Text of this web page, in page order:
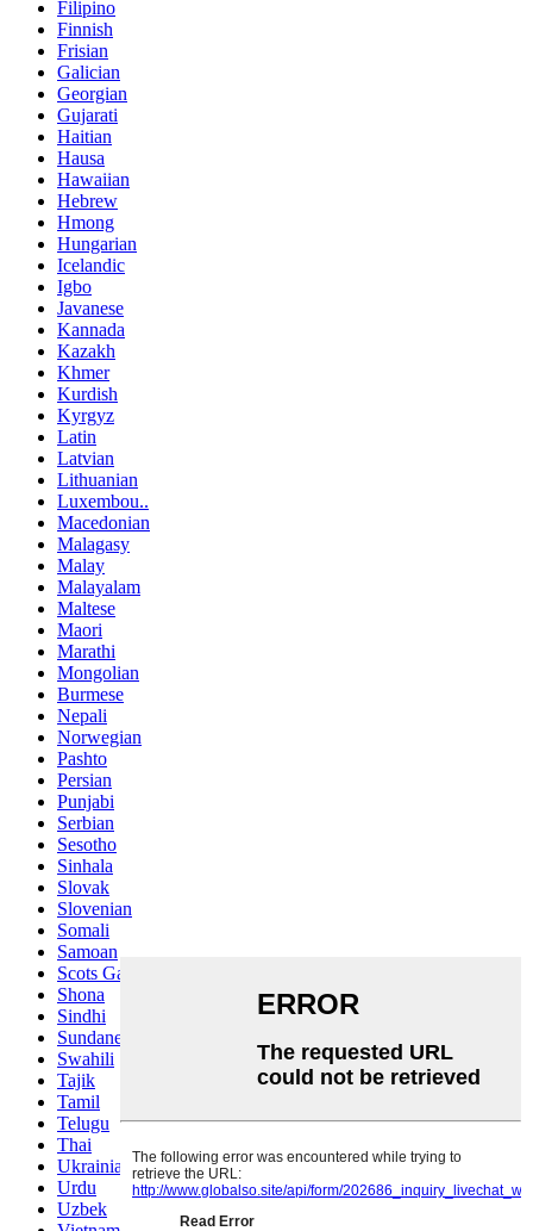
Filipino
Finnish
Frisian
Galician
Georgian
Gujarati
Haitian
Hausa
Hawaiian
Hebrew
Hmong
Hungarian
Icelandic
Igbo
Javanese
Kannada
Kazakh
Khmer
Kurdish
Kyrgyz
Latin
Latvian
Lithuanian
Luxembou..
Macedonian
Malagasy
Malay
Malayalam
Maltese
Maori
Marathi
Mongolian
Burmese
Nepali
Norwegian
Pashto
Persian
Punjabi
Serbian
Sesotho
Sinhala
Slovak
Slovenian
Somali
Samoan
Scots Gaelic
Shona
Sindhi
Sundanese
Swahili
Tajik
Tamil
Telugu
Thai
Ukrainian
Urdu
Uzbek